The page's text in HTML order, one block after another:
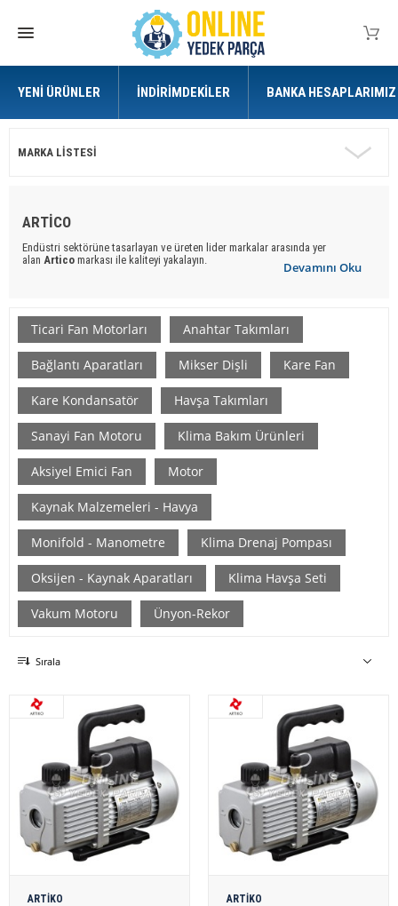
YENI ÜRÜNLER İNDIRIMDEKILER BANKA HESAPLARIMIZ
MARKA LISTESI
Devamını Oku
ARTİCO
Endüstri sektörüne tasarlayan ve üreten lider markalar arasında yer
alan Artico markası ile kaliteyi yakalayın.
Ticari Fan Motorları Anahtar Takımları
Bağlantı Aparatları Mikser Dişli Kare Fan
Kare Kondansatör Havşa Takımları
Sanayi Fan Motoru Klima Bakım Ürünleri
Aksiyel Emici Fan Motor
Kaynak Malzemeleri - Havya
Monifold - Manometre Klima Drenaj Pompası
Oksijen - Kaynak Aparatları Klima Havşa Seti
Vakum Motoru Ünyon-Rekor
Sırala
ARTİKO
ARTİKO